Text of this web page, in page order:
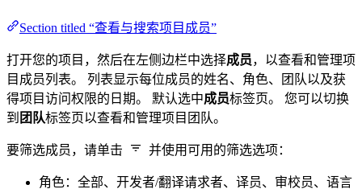
Section titled “查看与搜索项目成员”
打开您的项目，然后在左侧边栏中选择成员，以查看和管理项
目成员列表。 列表显示每位成员的姓名、角色、团队以及获
得项目访问权限的日期。 默认选中成员标签页。 您可以切换
到 团队标签页以查看和管理项目团队。
要筛选成员，请单击 并使用可用的筛选选项：
角色：全部、开发者/翻译请求者、译员、审校员、语言